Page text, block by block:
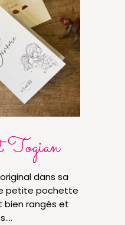
dans sa
petite pochette
bien rangés et